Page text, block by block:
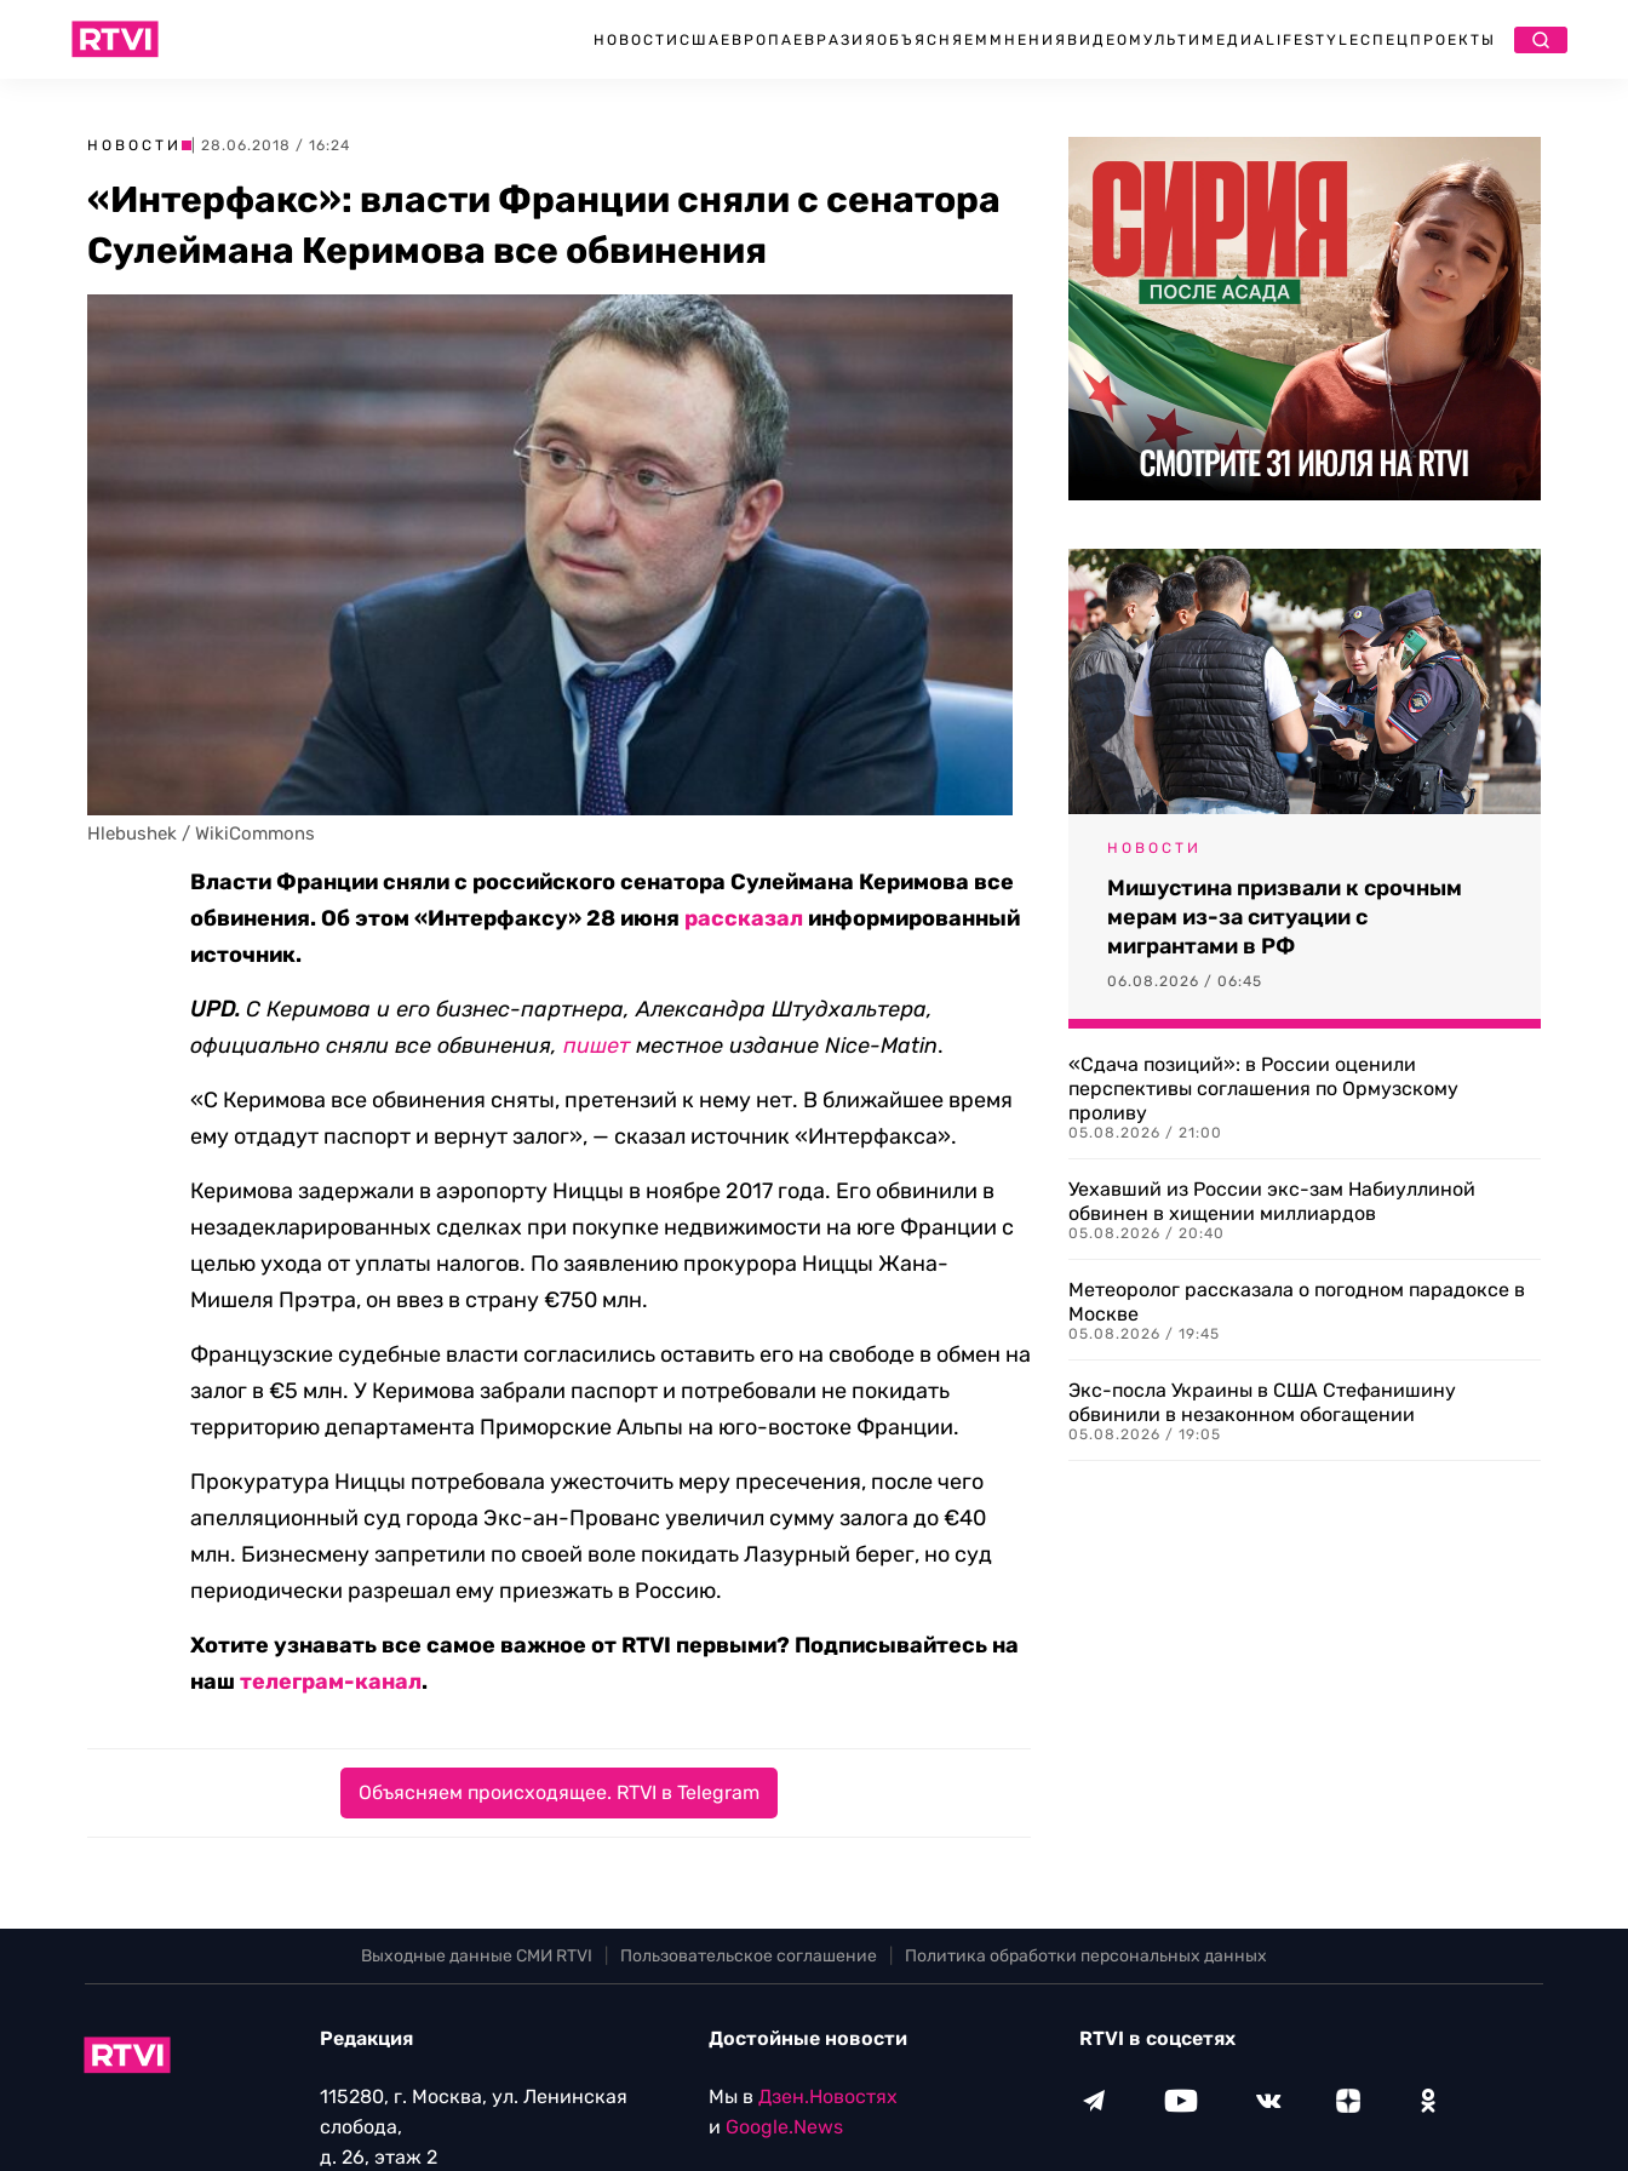
НОВОСТИ США ЕВРОПА ЕВРАЗИЯ ОБЪЯСНЯЕМ МНЕНИЯ ВИДЕО МУЛЬТИМЕДИА LIFESTYLEСПЕЦПРОЕКТЫ
НОВОСТИ | 28.06.2018 / 16:24
«Интерфакс»: власти Франции сняли с сенатора
Сулеймана Керимова все обвинения
Hlebushek / WikiCommons
Власти Франции сняли с российского сенатора Сулеймана Керимова все
обвинения. Об этом «Интерфаксу» 28 июня рассказал информированный
источник.
UPD. С Керимова и его бизнес-партнера, Александра Штудхальтера,
официально сняли все обвинения,пишетместное издание Nice-Matin.
«С Керимова все обвинения сняты, претензий к нему нет. В ближайшее время
ему отдадут паспорт и вернут залог», — сказал источник «Интерфакса».
Керимова задержали в аэропорту Ниццы в ноябре 2017 года. Его обвинили в
незадекларированных сделках при покупке недвижимости на юге Франции с
целью ухода от уплаты налогов. По заявлению прокурора Ниццы Жана-
Мишеля Прэтра, он ввез в страну €750 млн.
Французские судебные власти согласились оставить его на свободе в обмен на
залог в €5 млн. У Керимова забрали паспорт и потребовали не покидать
территорию департамента Приморские Альпы на юго-востоке Франции.
Прокуратура Ниццы потребовала ужесточить меру пресечения, после чего
апелляционный суд города Экс-ан-Прованс увеличил сумму залога до €40
млн. Бизнесмену запретили по своей воле покидать Лазурный берег, но суд
периодически разрешал ему приезжать в Россию.
Хотите узнавать все самое важное от RTVI первыми? Подписывайтесь на
наштелеграм-канал.
Объясняем происходящее. RTVI в Telegram
НОВОСТИ
Мишустина призвали к срочным
мерам из-за ситуации с
мигрантами в РФ
06.08.2026 / 06:45
«Сдача позиций»: в России оценили
перспективы соглашения по Ормузскому
проливу
05.08.2026 / 21:00
Уехавший из России экс-зам Набиуллиной
обвинен в хищении миллиардов
05.08.2026 / 20:40
Метеоролог рассказала о погодном парадоксе в
Москве
05.08.2026 / 19:45
Экс-посла Украины в США Стефанишину
обвинили в незаконном обогащении
05.08.2026 / 19:05
Выходные данные СМИ RTVI Пользовательское соглашение Политика обработки персональных данных
Редакция
115280, г. Москва, ул. Ленинская
слобода,
д. 26, этаж 2
Достойные новости
Мы в Дзен.Новостях
и Google.News
RTVI в соцсетях